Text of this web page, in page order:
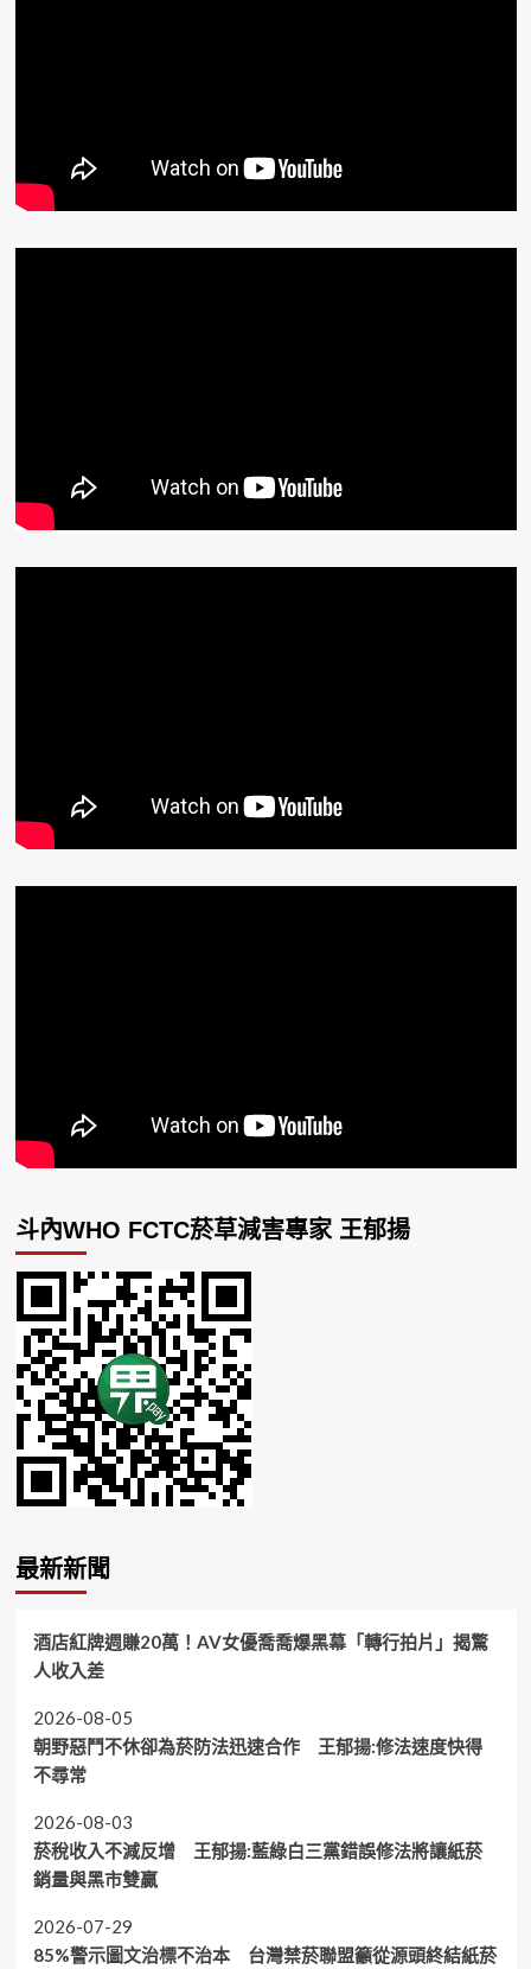
斗內WHO FCTC菸草減害專家 王郁揚
最新新聞
酒店紅牌週賺20萬！AV女優喬喬爆黑幕「轉行拍片」揭驚
人收入差
2026-08-05
朝野惡鬥不休卻為菸防法迅速合作 王郁揚:修法速度快得
不尋常
2026-08-03
菸稅收入不減反增 王郁揚:藍綠白三黨錯誤修法將讓紙菸
銷量與黑市雙贏
2026-07-29
85%警示圖文治標不治本 台灣禁菸聯盟籲從源頭終結紙菸